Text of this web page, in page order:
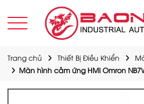
Trang chủ Thiết Bị Điều Khiển
Màn hình cảm ứng HMI Omron